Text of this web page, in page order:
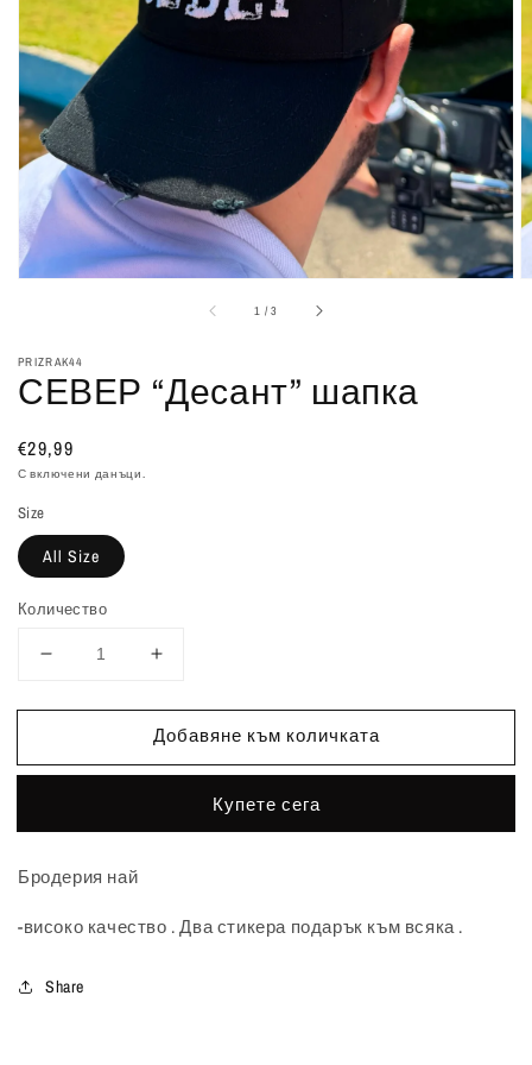
1
1 /от
3
PRIZRAK44
СЕВЕР “Десант” шапка
Обичайна
цена
€29,99
С включени данъци.
Size
All Size
Количество
Намаляване
количеството
СЕВЕР
Увеличаване
количеството
за
СЕВЕР
шапка
Добавяне към количката
Купете сега
Бродерия най
-високо качество . Два стикера подарък към всяка .
Share